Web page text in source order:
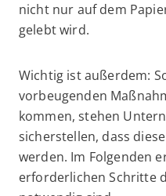
nicht nur auf dem
gelebt wird.
Wichtig ist außerdem:
vorbeugenden
kommen, stehen
sicherstellen, dass
werden. Im Folgenden
erforderlichen Schritte